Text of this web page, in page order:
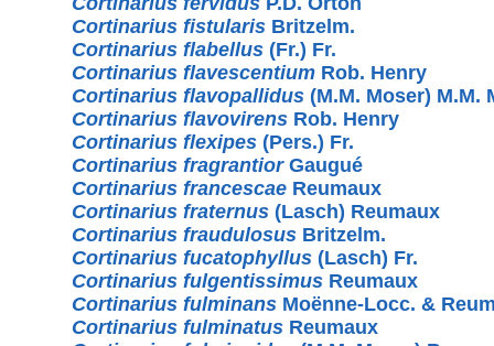
Cortinarius fistularis Britzelm.
Cortinarius flabellus (Fr.) Fr.
Cortinarius flavescentium Rob. Henry
Cortinarius flavopallidus (M.M. Moser) M.M.
Cortinarius flavovirens Rob. Henry
Cortinarius flexipes (Pers.) Fr.
Cortinarius fragrantiorGaugué
Cortinarius francescae Reumaux
Cortinarius fraternus (Lasch) Reumaux
Cortinarius fraudulosus Britzelm.
Cortinarius fucatophyllus (Lasch) Fr.
Cortinarius fulgentissimus Reumaux
Cortinarius fulminans Moënne-Locc. &
Cortinarius fulminatus Reumaux